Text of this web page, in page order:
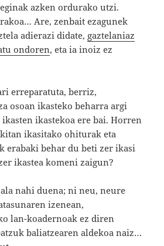
azken ordurako utzi.
Are, zenbait ezagunek
adierazi didate, gaztelaniaz
ondoren, eta ia inoiz ez
erreparatuta, berriz,
osoan ikasteko beharra argi
ikasten ikastekoa ere bai. Horren
ikasitako ohiturak eta
erabaki behar du beti zer ikasi
ikastea komeni zaigun?
nahi duena; ni neu, neure
izenean,
lan-koadernoak ez diren
baliatzearen aldekoa naiz…